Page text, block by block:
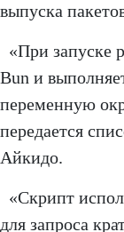
выпуска
«При запуске
Bun и
переменную
передается
Айкидо.
«Скрипт
для запроса